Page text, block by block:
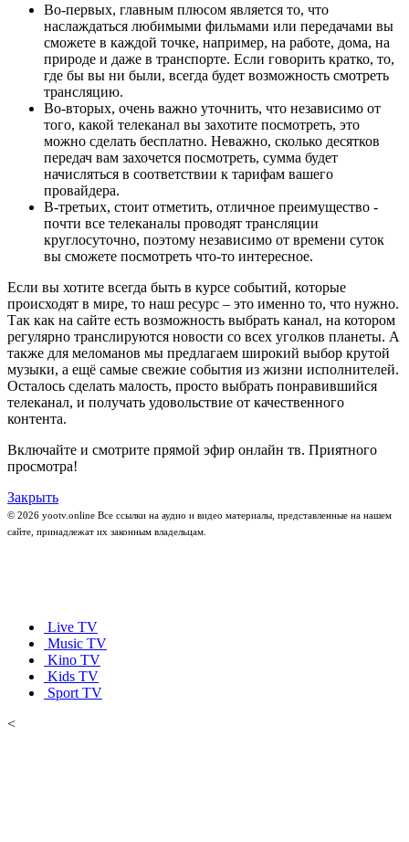
Во-первых, главным плюсом является то, что
наслаждаться любимыми фильмами или передачами вы
сможете в каждой точке, например, на работе, дома, на
природе и даже в транспорте. Если говорить кратко, то,
где бы вы ни были, всегда будет возможность смотреть
трансляцию.
Во-вторых, очень важно уточнить, что независимо от
того, какой телеканал вы захотите посмотреть, это
можно сделать бесплатно. Неважно, сколько десятков
передач вам захочется посмотреть, сумма будет
начисляться в соответствии к тарифам вашего
провайдера.
В-третьих, стоит отметить, отличное преимущество -
почти все телеканалы проводят трансляции
круглосуточно, поэтому независимо от времени суток
вы сможете посмотреть что-то интересное.
Если вы хотите всегда быть в курсе событий, которые
происходят в мире, то наш ресурс – это именно то, что нужно.
Так как на сайте есть возможность выбрать канал, на котором
регулярно транслируются новости со всех уголков планеты. А
также для меломанов мы предлагаем широкий выбор крутой
музыки, а ещё самые свежие события из жизни исполнителей.
Осталось сделать малость, просто выбрать понравившийся
телеканал, и получать удовольствие от качественного
контента.
Включайте и смотрите прямой эфир онлайн тв. Приятного
просмотра!
Закрыть
© 2026 yootv.online Все ссылки на аудио и видео материалы, представленные на нашем
сайте, принадлежат их законным владельцам.
Live TV
Music TV
Kino TV
Kids TV
Sport TV
<